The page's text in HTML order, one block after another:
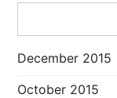
December 2015
October 2015